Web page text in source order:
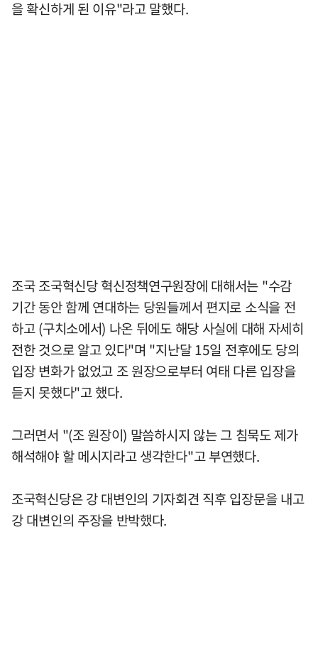
을 확신하게 된 이유"라고 말했다.
조국 조국혁신당 혁신정책연구원장에 대해서는 "수감
기간 동안 함께 연대하는 당원들께서 편지로 소식을 전
하고 (구치소에서) 나온 뒤에도 해당 사실에 대해 자세히
전한 것으로 알고 있다"며 "지난달 15일 전후에도 당의
입장 변화가 없었고 조 원장으로부터 여태 다른 입장을
듣지 못했다"고 했다.
그러면서 "(조 원장이) 말씀하시지 않는 그 침묵도 제가
해석해야 할 메시지라고 생각한다"고 부연했다.
조국혁신당은 강 대변인의 기자회견 직후 입장문을 내고
강 대변인의 주장을 반박했다.